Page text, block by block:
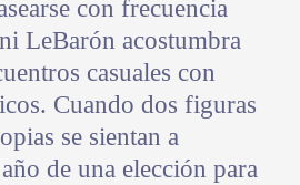
con frecuencia
LeBarón acostumbra
casuales con
Cuando dos figuras
se sientan a
de una elección para